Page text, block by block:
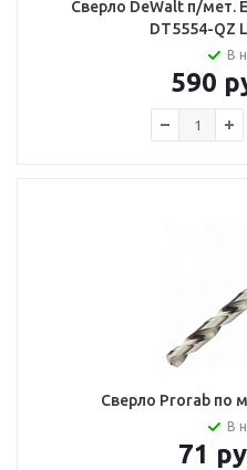
Сверло DeWalt п/мет.
В
590
Сверло Prorab по
В
71